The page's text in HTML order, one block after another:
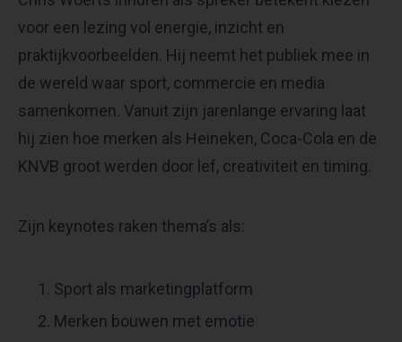
voor een lezing vol energie, inzicht en
praktijkvoorbeelden. Hij neemt het publiek mee in
de wereld waar sport, commercie en media
samenkomen. Vanuit zijn jarenlange ervaring laat
hij zien hoe merken als Heineken, Coca-Cola en de
KNVB groot werden door lef, creativiteit en timing.
Zijn keynotes raken thema’s als:
Sport als marketingplatform
Merken bouwen met emotie